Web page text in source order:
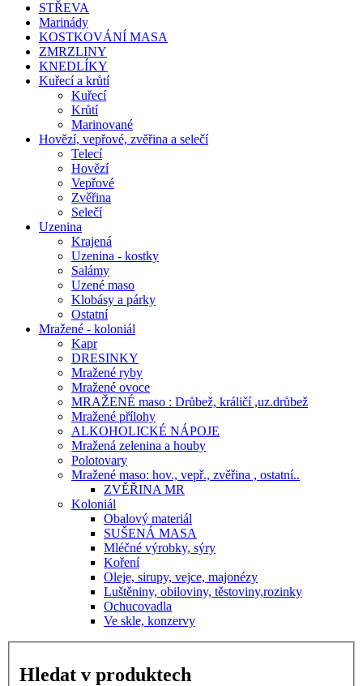
STŘEVA
Marinády
KOSTKOVÁNÍ MASA
ZMRZLINY
KNEDLÍKY
Kuřecí a krůtí
Kuřecí
Krůtí
Marinované
Hovězí, vepřové, zvěřina a selečí
Telecí
Hovězí
Vepřové
Zvěřina
Selečí
Uzenina
Krajená
Uzenina - kostky
Salámy
Uzené maso
Klobásy a párky
Ostatní
Mražené - koloniál
Kapr
DRESINKY
Mražené ryby
Mražené ovoce
MRAŽENÉ maso : Drůbež, králičí ,uz.drůbež
Mražené přílohy
ALKOHOLICKÉ NÁPOJE
Mražená zelenina a houby
Polotovary
Mražené maso: hov., vepř., zvěřina , ostatní..
ZVĚŘINA MR
Koloniál
Obalový materiál
SUŠENÁ MASA
Mléčné výrobky, sýry
Koření
Oleje, sirupy, vejce, majonézy
Luštěniny, obiloviny, těstoviny,rozinky
Ochucovadla
Ve skle, konzervy
Hledat v produktech